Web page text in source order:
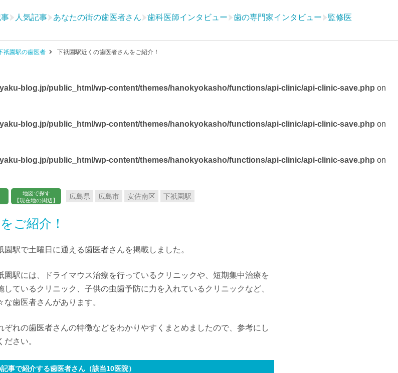
人気記事 あなたの街の歯医者さん 歯科医師インタビュー 歯の専門家インタビュー 監修医
祇園駅の歯医者 下祇園駅近くの歯医者さんをご紹介！
blog.jp/public_html/wp-content/themes/hanokyokasho/functions/api-clinic/api-clinic-save.php on
blog.jp/public_html/wp-content/themes/hanokyokasho/functions/api-clinic/api-clinic-save.php on
blog.jp/public_html/wp-content/themes/hanokyokasho/functions/api-clinic/api-clinic-save.php on
地図で探す
【現在地の周辺】
広島県 広島市 安佐南区 下祇園駅
ご紹介！
園駅で土曜日に通える歯医者さんを掲載しました。
園駅には、ドライマウス治療を行っているクリニックや、短期集中治療を
しているクリニック、子供の虫歯予防に力を入れているクリニックなど、
な歯医者さんがあります。
ぞれの歯医者さんの特徴などをわかりやすくまとめましたので、参考にし
ださい。
事で紹介する歯医者さん（該当10医院）